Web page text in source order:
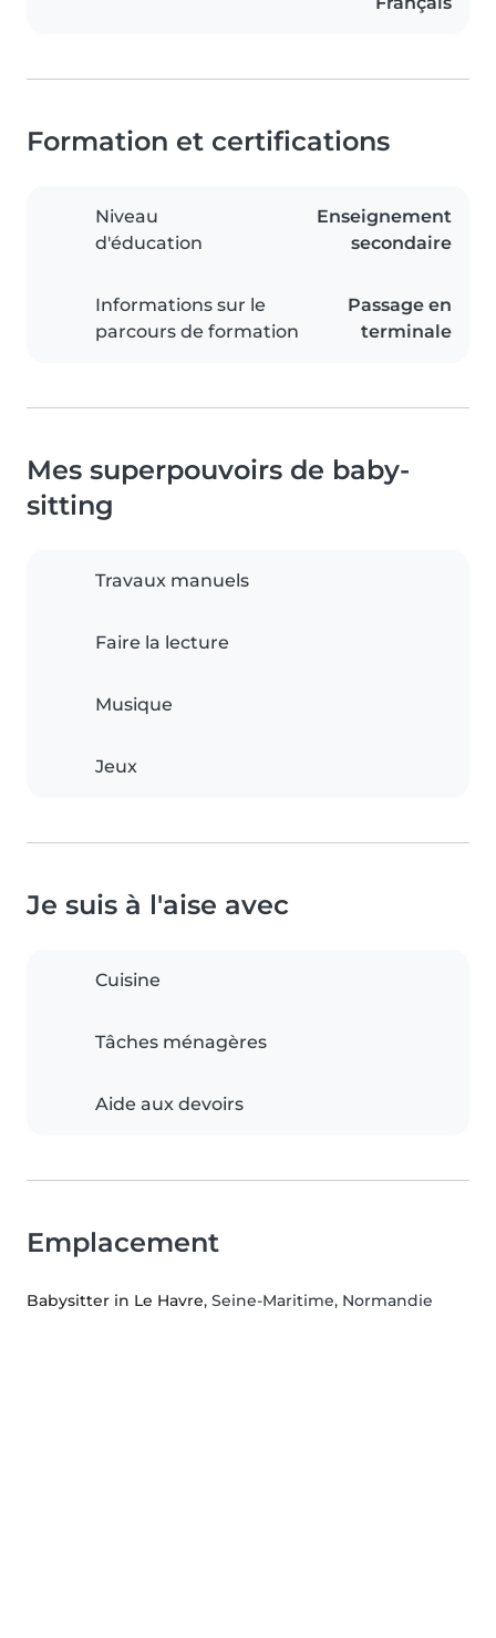
Formation et certifications
Niveau
d'éducation
Enseignement
secondaire
Informations sur le
parcours de formation
Passage en
terminale
Mes superpouvoirs de baby-
sitting
Travaux manuels
Faire la lecture
Musique
Jeux
Je suis à l'aise avec
Cuisine
Tâches ménagères
Aide aux devoirs
Emplacement
Babysitter in Le Havre, Seine-Maritime, Normandie